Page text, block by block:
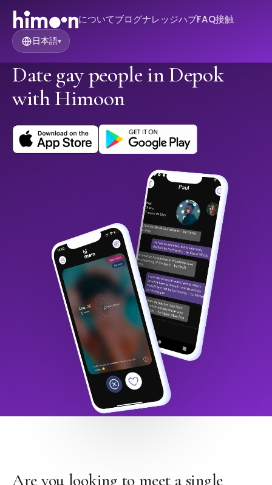
についてブログナレッジハブFAQ接触
日本語▾
Date gay people in Depok
with Himoon
Are you looking to meet a single